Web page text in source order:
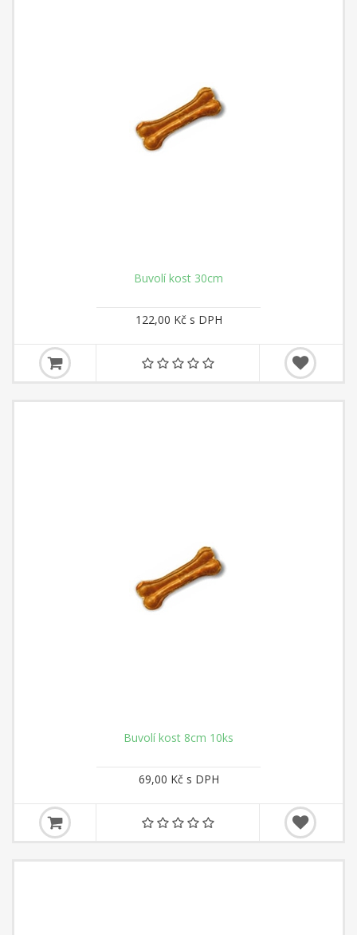
Buvolí kost 30cm
122,00 Kč s DPH
Buvolí kost 8cm 10ks
69,00 Kč s DPH